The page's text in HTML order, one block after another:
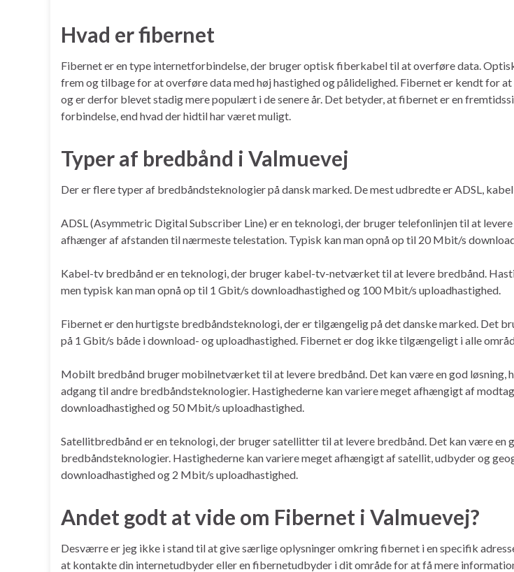
Hvad er fibernet
Fibernet er en type internetforbindelse, der bruger optisk fiberkabel til at overføre data.
frem og tilbage for at overføre data med høj hastighed og pålidelighed. Fibernet er kendt for
og er derfor blevet stadig mere populært i de senere år. Det betyder, at fibernet er en
forbindelse, end hvad der hidtil har været muligt.
Typer af bredbånd i Valmuevej
Der er flere typer af bredbåndsteknologier på dansk marked. De mest udbredte er ADSL,
ADSL (Asymmetric Digital Subscriber Line) er en teknologi, der bruger telefonlinjen til at
afhænger af afstanden til nærmeste telestation. Typisk kan man opnå op til 20 Mbit/s
Kabel-tv bredbånd er en teknologi, der bruger kabel-tv-netværket til at levere bredbånd.
men typisk kan man opnå op til 1 Gbit/s downloadhastighed og 100 Mbit/s uploadhastighed.
Fibernet er den hurtigste bredbåndsteknologi, der er tilgængelig på det danske marked. Det
på 1 Gbit/s både i download- og uploadhastighed. Fibernet er dog ikke tilgængeligt i alle
Mobilt bredbånd bruger mobilnetværket til at levere bredbånd. Det kan være en god løsning,
adgang til andre bredbåndsteknologier. Hastighederne kan variere meget afhængigt af
downloadhastighed og 50 Mbit/s uploadhastighed.
Satellitbredbånd er en teknologi, der bruger satellitter til at levere bredbånd. Det kan være en
bredbåndsteknologier. Hastighederne kan variere meget afhængigt af satellit, udbyder og
downloadhastighed og 2 Mbit/s uploadhastighed.
Andet godt at vide om Fibernet i Valmuevej?
Desværre er jeg ikke i stand til at give særlige oplysninger omkring fibernet i en specifik
at kontakte din internetudbyder eller en fibernetudbyder i dit område for at få mere